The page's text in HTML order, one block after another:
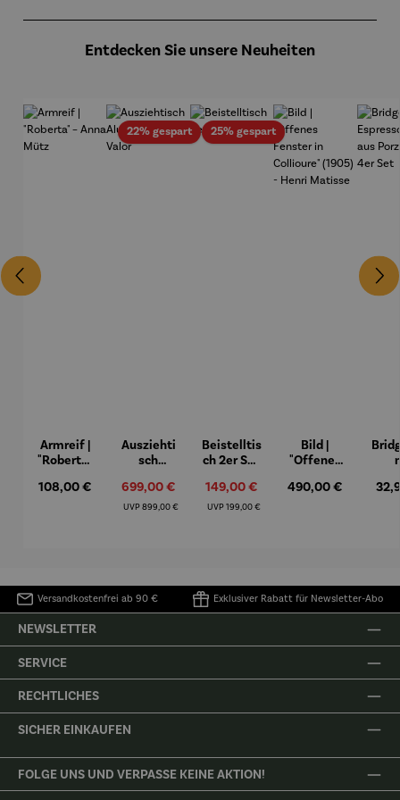
Entdecken Sie unsere Neuheiten
Armreif |
"Roberta"
Mütz
Regulärer Preis:
108,00 €
22% gespartRabatt
Ausziehti
sch
m – Valor
Verkaufspreis:
699,00 €
UVP Regulärer Preis:
899,00 €
25% gespartRabatt
Beistelltis
ch 2er Set
Verkaufspreis:
149,00 €
UVPRegulärer Preis:
199,00 €
Bild |
"Offenes
Collioure"
Regulärer Preis:
490,00 €
Versandkostenfrei ab 90 € Exklusiver Rabatt für Newsletter-Abo
NEWSLETTER
SERVICE
RECHTLICHES
SICHER EINKAUFEN
FOLGE UNS UND VERPASSE KEINE AKTION!